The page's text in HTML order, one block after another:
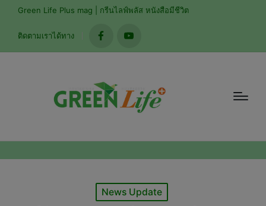
Green Life Plus mag | กรีนไลฟ์พลัส หนังสือมีชีวิต
ติดตามเราได้ทาง
facebookyoutube
Posted
News Update
modal-check